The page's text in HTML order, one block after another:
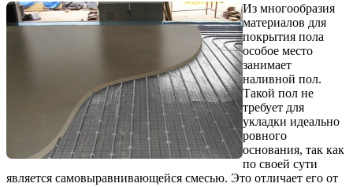
Из многообразия
материалов для
покрытия пола
особое место
занимает
наливной пол.
Такой пол не
требует для
укладки идеально
ровного
основания, так как
по своей сути
является самовыравнивающейся смесью. Это отличает его от